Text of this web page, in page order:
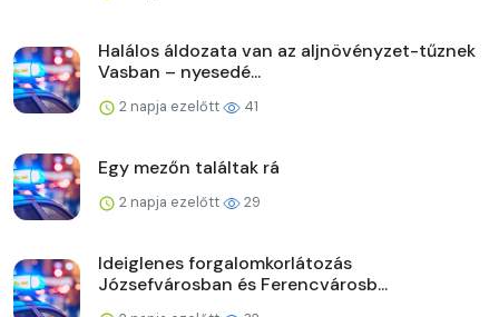
Halálos áldozata van az aljnövényzet-tűznek
Vasban – nyesedé...
2 napja ezelőtt 41
Egy mezőn találtak rá
2 napja ezelőtt 29
Ideiglenes forgalomkorlátozás
Józsefvárosban és Ferencvárosb...